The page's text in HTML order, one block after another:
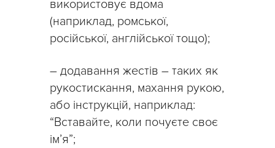
використовує вдома
(наприклад, ромської,
російської, англійської тощо);
– додавання жестів – таких як
рукостискання, махання рукою,
або інструкцій, наприклад:
“Вставайте, коли почуєте своє
ім’я”;